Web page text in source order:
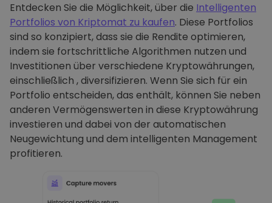
Entdecken Sie die Möglichkeit, über die Intelligenten
Portfolios von Kriptomat zu kaufen. Diese Portfolios
sind so konzipiert, dass sie die Rendite optimieren,
indem sie fortschrittliche Algorithmen nutzen und
Investitionen über verschiedene Kryptowährungen,
einschließlich , diversifizieren. Wenn Sie sich für ein
Portfolio entscheiden, das enthält, können Sie neben
anderen Vermögenswerten in diese Kryptowährung
investieren und dabei von der automatischen
Neugewichtung und dem intelligenten Management
profitieren.